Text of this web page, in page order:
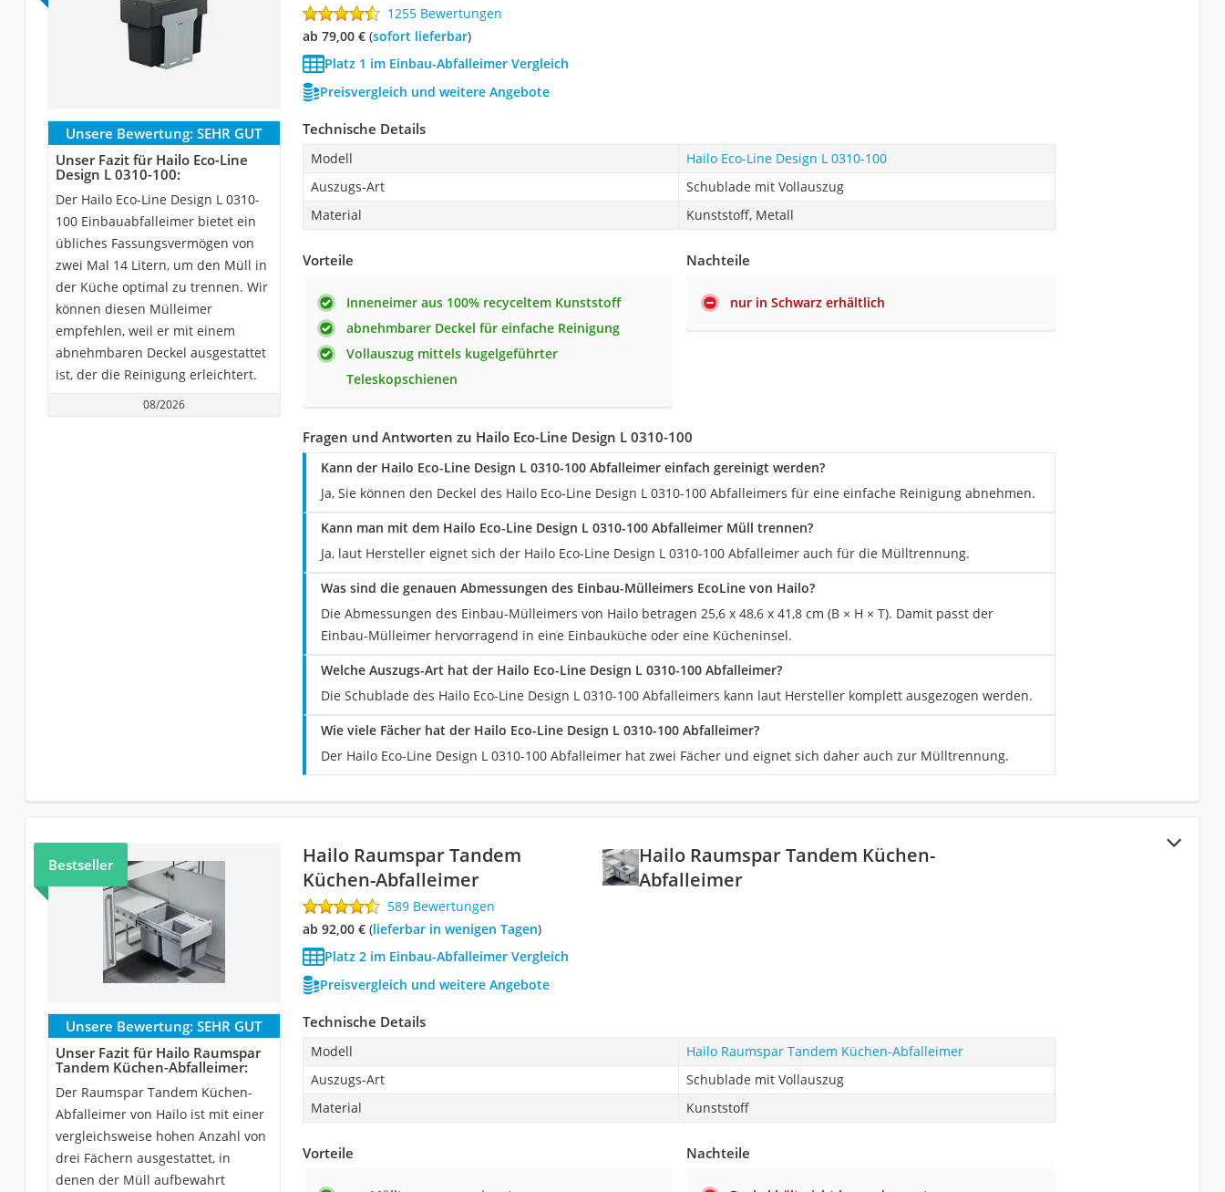
1255 Bewertungen
ab 79,00 €( Sofort lieferbar)
Platz 1 im Einbau-Abfalleimer Vergleich
Preisvergleich und weitere Angebote
Unsere Bewertung: SEHR GUT
Unser Fazit für Hailo Eco-Line
Design L 0310-100:
Der Hailo Eco-Line Design L 0310-
100 Einbauabfalleimer bietet ein
übliches Fassungsvermögen von
zwei Mal 14 Litern, um den Müll in
der Küche optimal zu trennen. Wir
können diesen Mülleimer
empfehlen, weil er mit einem
abnehmbaren Deckel ausgestattet
ist, der die Reinigung erleichtert.
08/2026
Technische Details
Modell
Hailo Eco-Line Design L 0310-100
Auszugs-Art
Schublade mit Vollauszug
Material
Kunststoff, Metall
Vorteile
Inneneimer aus 100% recyceltem Kunststoff
abnehmbarer Deckel für einfache Reinigung
Vollauszug mittels kugelgeführter
Teleskopschienen
Nachteile
nur in Schwarz erhältlich
Fragen und Antworten zu Hailo Eco-Line Design L 0310-100
Kann der Hailo Eco-Line Design L 0310-100 Abfalleimer einfach gereinigt werden?
Ja, Sie können den Deckel des Hailo Eco-Line Design L 0310-100 Abfalleimers für eine einfache Reinigung abnehmen.
Kann man mit dem Hailo Eco-Line Design L 0310-100 Abfalleimer Müll trennen?
Ja, laut Hersteller eignet sich der Hailo Eco-Line Design L 0310-100 Abfalleimer auch für die Mülltrennung.
Was sind die genauen Abmessungen des Einbau-Mülleimers EcoLine von Hailo?
Die Abmessungen des Einbau-Mülleimers von Hailo betragen 25,6 x 48,6 x 41,8 cm (B × H × T). Damit passt der
Einbau-Mülleimer hervorragend in eine Einbauküche oder eine Kücheninsel.
Welche Auszugs-Art hat der Hailo Eco-Line Design L 0310-100 Abfalleimer?
Die Schublade des Hailo Eco-Line Design L 0310-100 Abfalleimers kann laut Hersteller komplett ausgezogen werden.
Wie viele Fächer hat der Hailo Eco-Line Design L 0310-100 Abfalleimer?
Der Hailo Eco-Line Design L 0310-100 Abfalleimer hat zwei Fächer und eignet sich daher auch zur Mülltrennung.
Hailo Raumspar Tandem Küchen-
Abfalleimer
Bestseller
Hailo Raumspar Tandem
Küchen-Abfalleimer
589 Bewertungen
ab 92,00 €( Lieferbar in wenigen Tagen)
Platz 2 im Einbau-Abfalleimer Vergleich
Preisvergleich und weitere Angebote
Unsere Bewertung: SEHR GUT
Unser Fazit für Hailo Raumspar
Tandem Küchen-Abfalleimer:
Der Raumspar Tandem Küchen-
Abfalleimer von Hailo ist mit einer
vergleichsweise hohen Anzahl von
drei Fächern ausgestattet, in
denen der Müll aufbewahrt
Technische Details
Modell
Hailo Raumspar Tandem Küchen-Abfalleimer
Auszugs-Art
Schublade mit Vollauszug
Material
Kunststoff
Vorteile Nachteile